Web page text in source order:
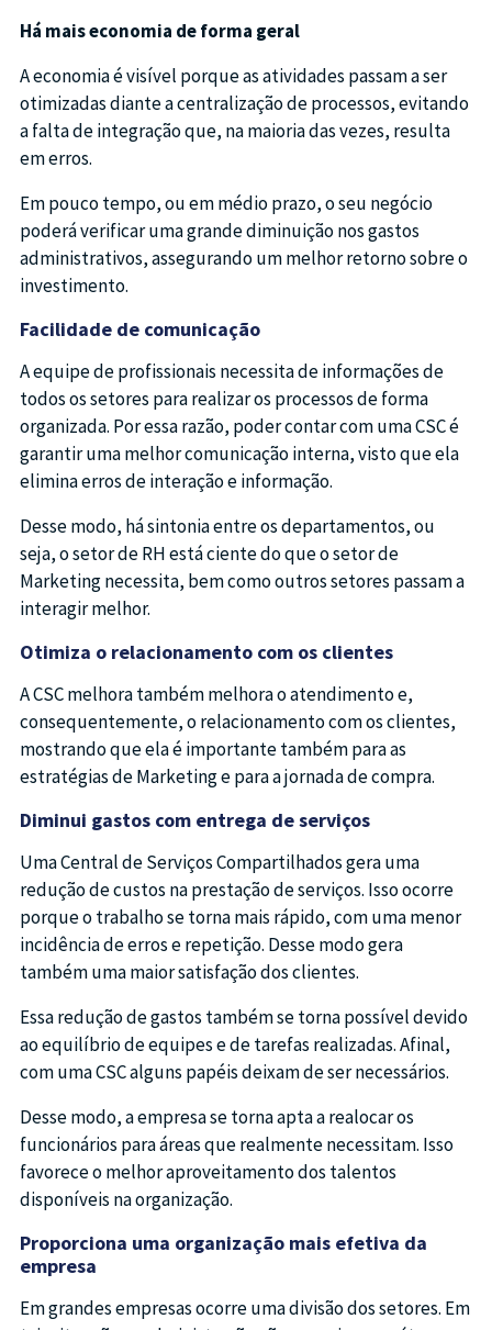
Há mais economia de forma geral
A economia é visível porque as atividades passam a ser
otimizadas diante a centralização de processos, evitando
a falta de integração que, na maioria das vezes, resulta
em erros.
Em pouco tempo, ou em médio prazo, o seu negócio
poderá verificar uma grande diminuição nos gastos
administrativos, assegurando um melhor retorno sobre o
investimento.
Facilidade de comunicação
A equipe de profissionais necessita de informações de
todos os setores para realizar os processos de forma
organizada. Por essa razão, poder contar com uma CSC é
garantir uma melhor comunicação interna, visto que ela
elimina erros de interação e informação.
Desse modo, há sintonia entre os departamentos, ou
seja, o setor de RH está ciente do que o setor de
Marketing necessita, bem como outros setores passam a
interagir melhor.
Otimiza o relacionamento com os clientes
A CSC melhora também melhora o atendimento e,
consequentemente, o relacionamento com os clientes,
mostrando que ela é importante também para as
estratégias de Marketing e para a jornada de compra.
Diminui gastos com entrega de serviços
Uma Central de Serviços Compartilhados gera uma
redução de custos na prestação de serviços. Isso ocorre
porque o trabalho se torna mais rápido, com uma menor
incidência de erros e repetição. Desse modo gera
também uma maior satisfação dos clientes.
Essa redução de gastos também se torna possível devido
ao equilíbrio de equipes e de tarefas realizadas. Afinal,
com uma CSC alguns papéis deixam de ser necessários.
Desse modo, a empresa se torna apta a realocar os
funcionários para áreas que realmente necessitam. Isso
favorece o melhor aproveitamento dos talentos
disponíveis na organização.
Proporciona uma organização mais efetiva da
empresa
Em grandes empresas ocorre uma divisão dos setores. Em